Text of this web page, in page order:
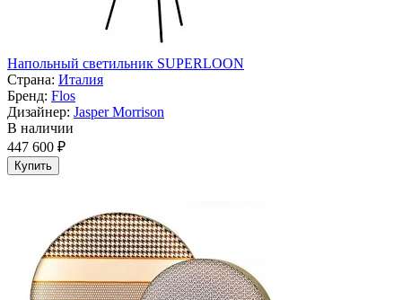
Напольный светильник SUPERLOON
Страна: Италия
Бренд: Flos
Дизайнер: Jasper Morrison
В наличии
447 600 ₽
Купить